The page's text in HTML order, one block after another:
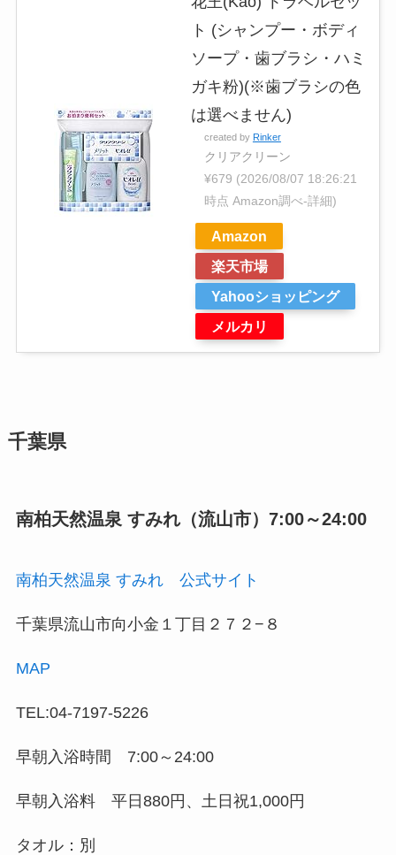
ト (シャンプー・ボディ
ソープ・歯ブラシ・ハミ
ガキ粉)(※歯ブラシの色
は選べません)
created by Rinker
クリアクリーン
¥679 (2026/08/07 18:26:21
時点 Amazon調べ-詳細)
Amazon
楽天市場
Yahooショッピング
メルカリ
千葉県
南柏天然温泉 すみれ（流山市）7:00～24:00
南柏天然温泉 すみれ 公式サイト
千葉県流山市向小金１丁目２７２−８
MAP
TEL:04-7197-5226
早朝入浴時間 7:00～24:00
早朝入浴料 平日880円、土日祝1,000円
タオル：別